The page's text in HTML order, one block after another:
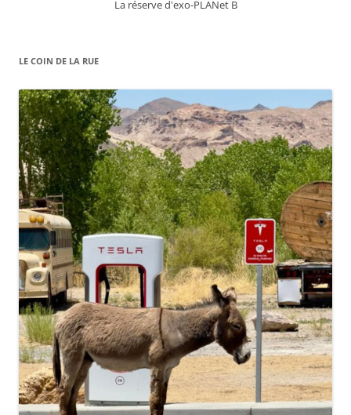
La réserve d'exo-PLANet B
LE COIN DE LA RUE